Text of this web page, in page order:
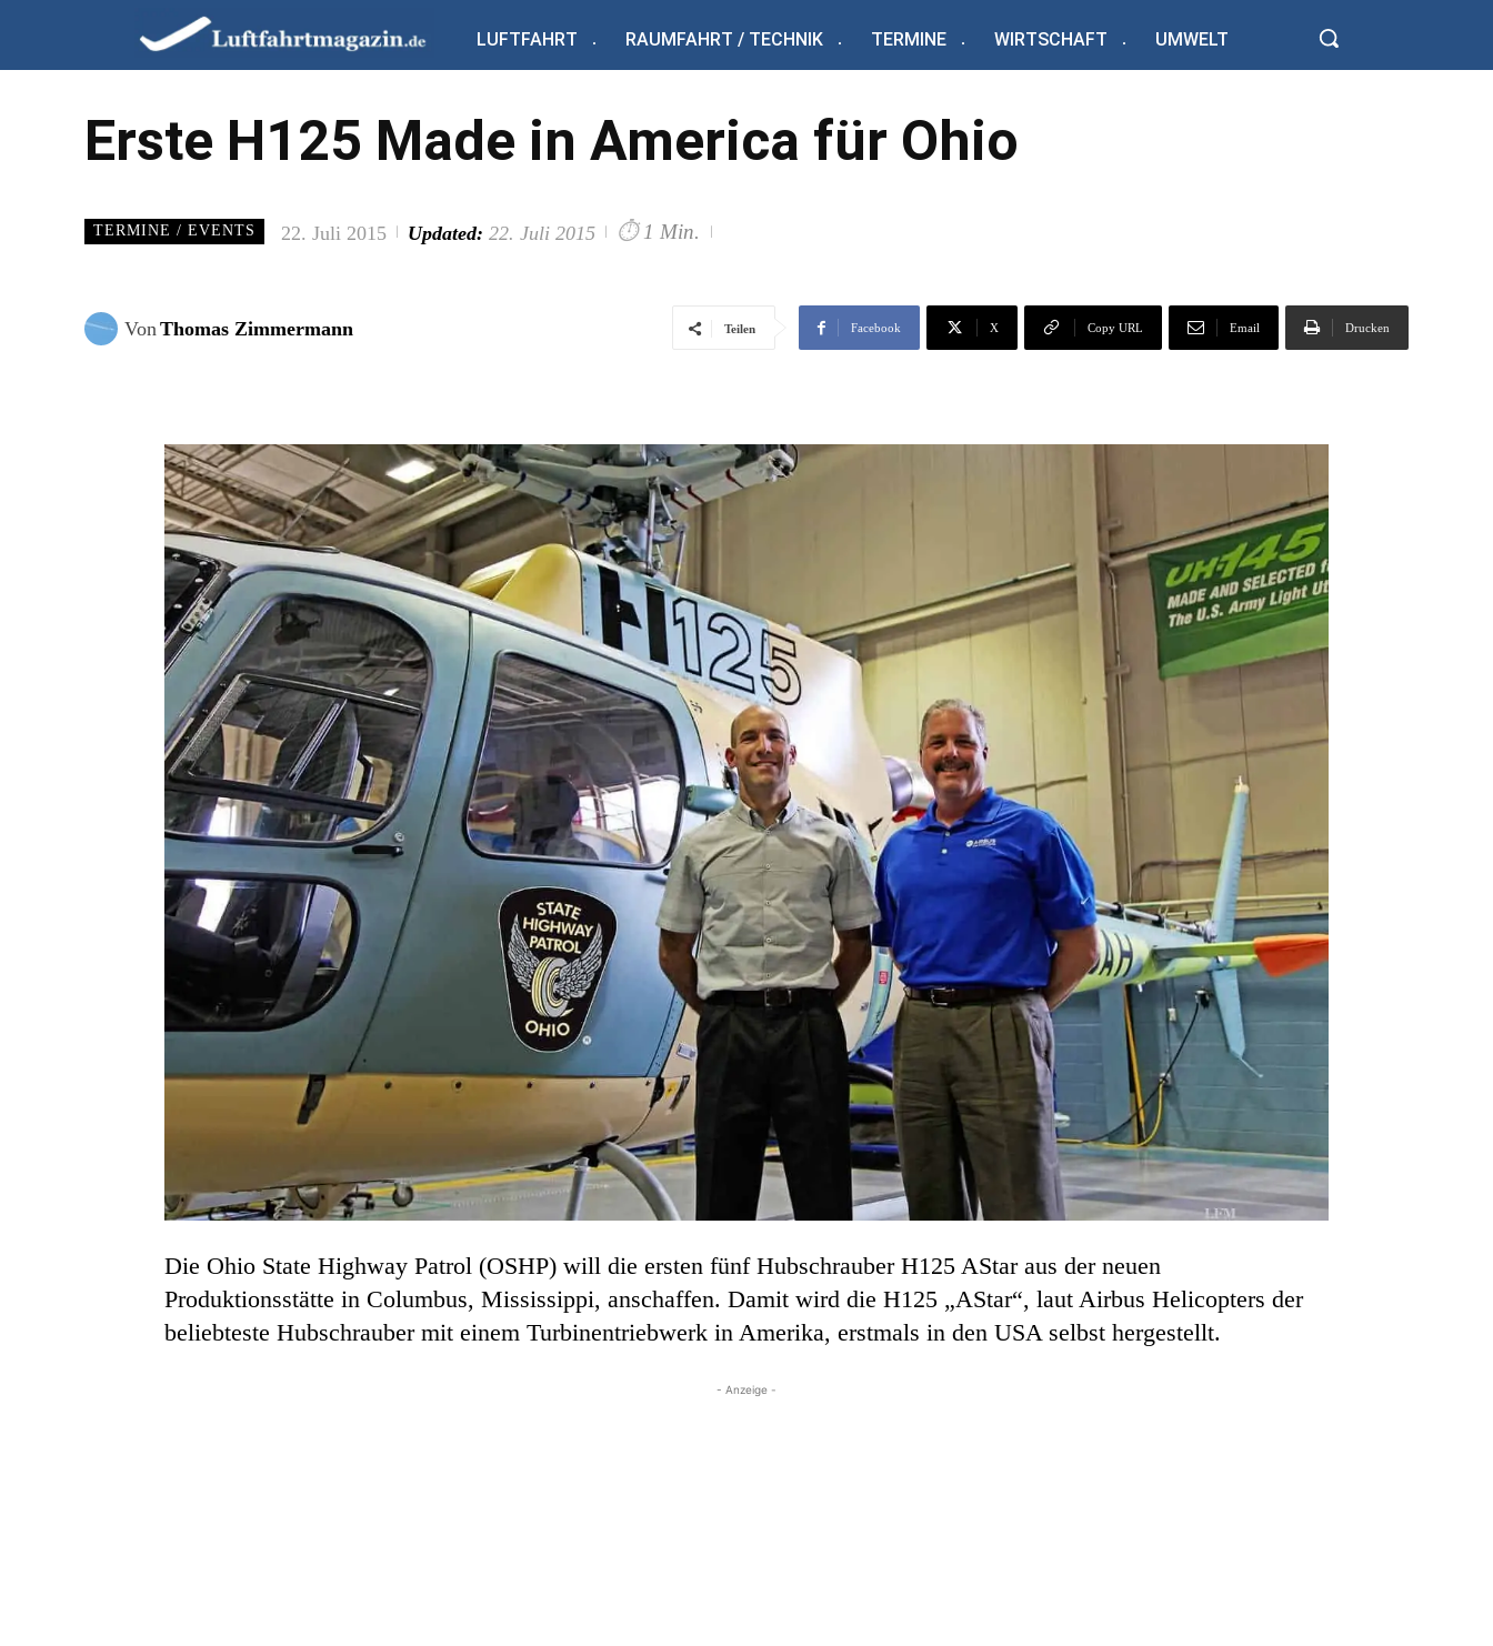
LUFTFAHRT RAUMFAHRT / TECHNIK TERMINE WIRTSCHAFT UMWELT
Erste H125 Made in America für Ohio
TERMINE / EVENTS 22. Juli 2015 Updated: 22. Juli 2015 ⏱ 1 Min.
VonThomas Zimmermann Teilen Facebook X Copy URL Email Drucken
Die Ohio State Highway Patrol (OSHP) will die ersten fünf Hubschrauber H125 AStar aus der neuen
Produktionsstätte in Columbus, Mississippi, anschaffen. Damit wird die H125 „AStar“, laut Airbus Helicopters der
beliebteste Hubschrauber mit einem Turbinentriebwerk in Amerika, erstmals in den USA selbst hergestellt.
- Anzeige -